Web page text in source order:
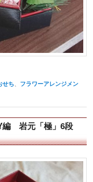
せち
フラワーアレンジメン
編 岩元「極」6段